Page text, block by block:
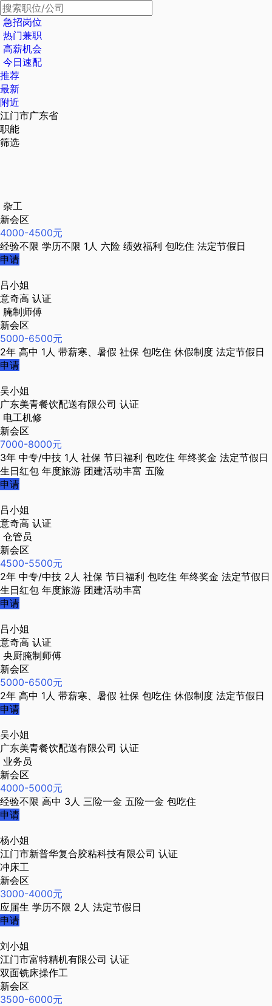
急招岗位
热门兼职
高薪机会
今日速配
推荐
最新
附近
江门市广东省
职能
筛选
杂工
新会区
4000-4500元
经验不限 学历不限 1人 六险 绩效福利 包吃住 法定节假日
申请
吕小姐
意奇高 认证
腌制师傅
新会区
5000-6500元
2年 高中 1人 带薪寒、暑假 社保 包吃住 休假制度 法定节假日
申请
吴小姐
广东美青餐饮配送有限公司 认证
电工机修
新会区
7000-8000元
3年 中专/中技 1人 社保 节日福利 包吃住 年终奖金 法定节假日
生日红包 年度旅游 团建活动丰富 五险
申请
吕小姐
意奇高 认证
仓管员
新会区
4500-5500元
2年 中专/中技 2人 社保 节日福利 包吃住 年终奖金 法定节假日
生日红包 年度旅游 团建活动丰富
申请
吕小姐
意奇高 认证
央厨腌制师傅
新会区
5000-6500元
2年 高中 1人 带薪寒、暑假 社保 包吃住 休假制度 法定节假日
申请
吴小姐
广东美青餐饮配送有限公司 认证
业务员
新会区
4000-5000元
经验不限 高中 3人 三险一金 五险一金 包吃住
申请
杨小姐
江门市新普华复合胶粘科技有限公司 认证
冲床工
新会区
3000-4000元
应届生 学历不限 2人 法定节假日
申请
刘小姐
江门市富特精机有限公司 认证
双面铣床操作工
新会区
3500-6000元